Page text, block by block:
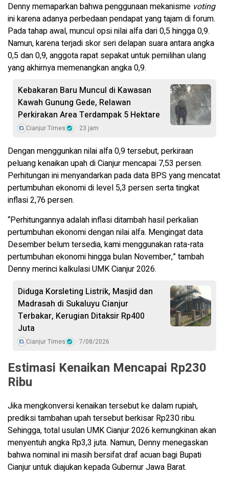
Denny memaparkan bahwa penggunaan mekanisme voting
ini karena adanya perbedaan pendapat yang tajam di forum.
Pada tahap awal, muncul opsi nilai alfa dari 0,5 hingga 0,9.
Namun, karena terjadi skor seri delapan suara antara angka
0,5 dan 0,9, anggota rapat sepakat untuk pemilihan ulang
yang akhirnya memenangkan angka 0,9.
Kebakaran Baru Muncul di Kawasan
Kawah Gunung Gede, Relawan
Perkirakan Area Terdampak 5 Hektare
Cianjur Times 23 jam
Dengan menggunkan nilai alfa 0,9 tersebut, perkiraan
peluang kenaikan upah di Cianjur mencapai 7,53 persen.
Perhitungan ini menyandarkan pada data BPS yang mencatat
pertumbuhan ekonomi di level 5,3 persen serta tingkat
inflasi 2,76 persen.
“Perhitungannya adalah inflasi ditambah hasil perkalian
pertumbuhan ekonomi dengan nilai alfa. Mengingat data
Desember belum tersedia, kami menggunakan rata-rata
pertumbuhan ekonomi hingga bulan November,” tambah
Denny merinci kalkulasi UMK Cianjur 2026.
Diduga Korsleting Listrik, Masjid dan
Madrasah di Sukaluyu Cianjur
Terbakar, Kerugian Ditaksir Rp400
Juta
Cianjur Times 7/08/2026
Estimasi Kenaikan Mencapai Rp230
Ribu
Jika mengkonversi kenaikan tersebut ke dalam rupiah,
prediksi tambahan upah tersebut berkisar Rp230 ribu.
Sehingga, total usulan UMK Cianjur 2026 kemungkinan akan
menyentuh angka Rp3,3 juta. Namun, Denny menegaskan
bahwa nominal ini masih bersifat draf acuan bagi Bupati
Cianjur untuk diajukan kepada Gubernur Jawa Barat.